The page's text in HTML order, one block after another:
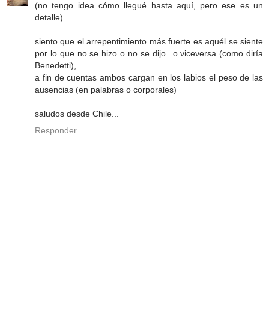
(no tengo idea cómo llegué hasta aquí, pero ese es un
detalle)
siento que el arrepentimiento más fuerte es aquél se siente
por lo que no se hizo o no se dijo...o viceversa (como diría
Benedetti),
a fin de cuentas ambos cargan en los labios el peso de las
ausencias (en palabras o corporales)
saludos desde Chile...
Responder